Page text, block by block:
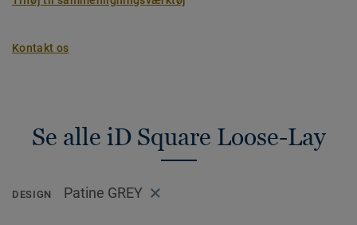
Kontakt os
Se alle iD Square Loose-Lay
DESIGN Patine GREY